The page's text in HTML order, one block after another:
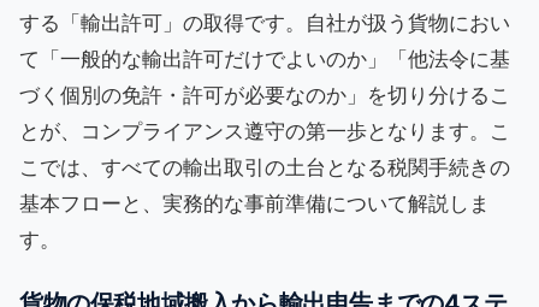
する「輸出許可」の取得です。自社が扱う貨物におい
て「一般的な輸出許可だけでよいのか」「他法令に基
づく個別の免許・許可が必要なのか」を切り分けるこ
とが、コンプライアンス遵守の第一歩となります。こ
こでは、すべての輸出取引の土台となる税関手続きの
基本フローと、実務的な事前準備について解説しま
す。